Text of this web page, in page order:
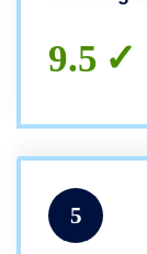
9.5
5